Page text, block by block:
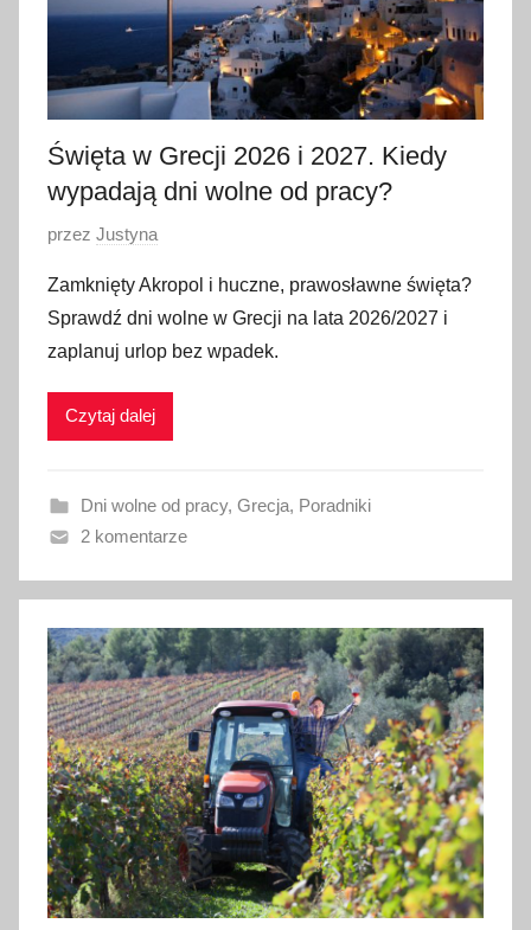
Święta w Grecji 2026 i 2027. Kiedy
wypadają dni wolne od pracy?
O
u
b
l
i
a
n
3
0
c
z
e
r
w
c
a
2
0
przez Justyna
Zamknięty Akropol i huczne, prawosławne święta?
Sprawdź dni wolne w Grecji na lata 2026/2027 i
zaplanuj urlop bez wpadek.
Czytaj dalej
Dni wolne od pracy, Grecja, Poradniki
2 komentarze